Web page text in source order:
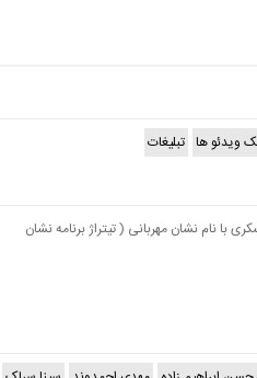
ویدئو ها تبلیغات
با نام نشان مهربانی ( تیتراژ برنامه نشان